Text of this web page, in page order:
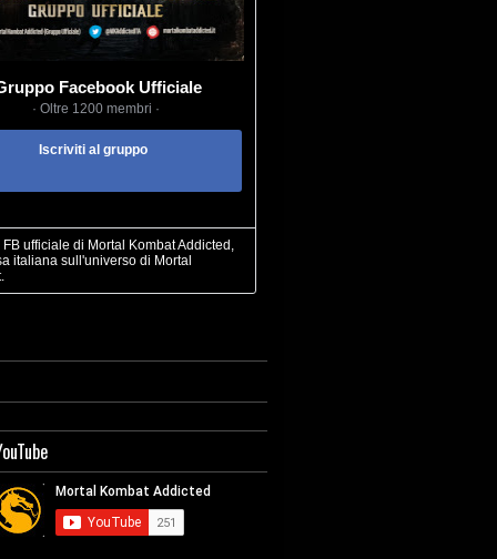
Facebook Ufficiale
· Oltre 1200 membri ·
Iscriviti al gruppo
ufficiale di Mortal Kombat Addicted,
italiana sull'universo di Mortal